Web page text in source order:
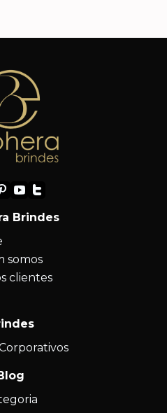
Brindes
somos
clientes